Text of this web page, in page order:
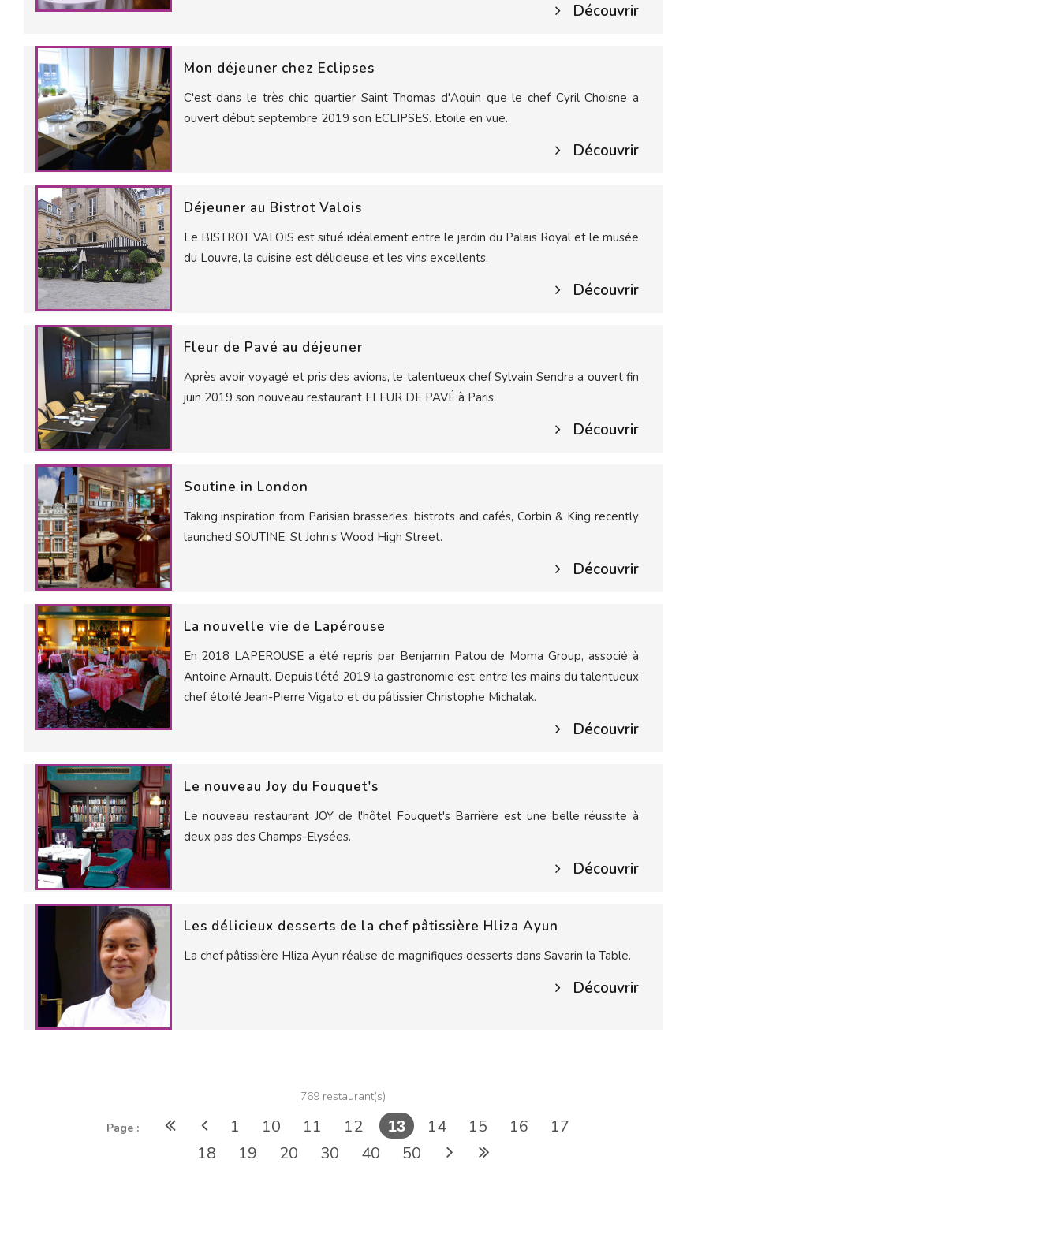
Découvrir
Mon déjeuner chez Eclipses
C'est dans le très chic quartier Saint Thomas d'Aquin que le chef Cyril Choisne a
ouvert début septembre 2019 son ECLIPSES. Etoile en vue.
Découvrir
Déjeuner au Bistrot Valois
Le BISTROT VALOIS est situé idéalement entre le jardin du Palais Royal et le musée
du Louvre, la cuisine est délicieuse et les vins excellents.
Découvrir
Fleur de Pavé au déjeuner
Après avoir voyagé et pris des avions, le talentueux chef Sylvain Sendra a ouvert fin
juin 2019 son nouveau restaurant FLEUR DE PAVÉ à Paris.
Découvrir
Soutine in London
Taking inspiration from Parisian brasseries, bistrots and cafés, Corbin & King recently
launched SOUTINE, St John’s Wood High Street.
Découvrir
La nouvelle vie de Lapérouse
En 2018 LAPEROUSE a été repris par Benjamin Patou de Moma Group, associé à
Antoine Arnault. Depuis l'été 2019 la gastronomie est entre les mains du talentueux
chef étoilé Jean-Pierre Vigato et du pâtissier Christophe Michalak.
Découvrir
Le nouveau Joy du Fouquet's
Le nouveau restaurant JOY de l'hôtel Fouquet's Barrière est une belle réussite à
deux pas des Champs-Elysées.
Découvrir
Les délicieux desserts de la chef pâtissière Hliza Ayun
La chef pâtissière Hliza Ayun réalise de magnifiques desserts dans Savarin la Table.
Découvrir
769 restaurant(s)
Page : 1 10 11 12 13 14 15 16
17
18
19 20 30 40 50